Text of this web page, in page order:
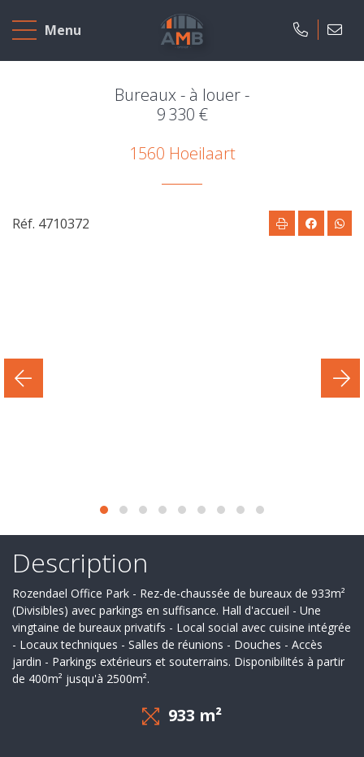
Menu
Accueil
A
neufs
Derniers
deals
Ils
nous
font
confiance
Bureaux - à louer -
9 330 €
1560 Hoeilaart
Description
Rozendael Office Park - Rez-de-chaussée de bureaux de 933m²
(Divisibles) avec parkings en suffisance. Hall d'accueil - Une
vingtaine de bureaux privatifs - Local social avec cuisine intégrée
- Locaux techniques - Salles de réunions - Douches - Accès
jardin - Parkings extérieurs et souterrains. Disponibilités à partir
de 400m² jusqu'à 2500m².
933 m²
Réf. 4710372